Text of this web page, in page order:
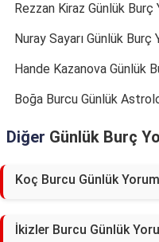
Rezzan Kiraz Günlük Burç
Nuray Sayarı Günlük Burç
Hande Kazanova Günlük
Boğa Burcu Günlük
Diğer Günlük Burç
Koç Burcu Günlük Yorum
İkizler Burcu Günlük